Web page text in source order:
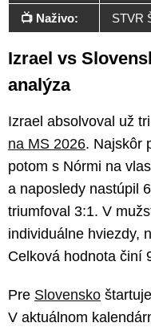
📺 Naživo: STVR
Izrael vs
analýza
Izrael absolvoval už
na MS 2026. Najskôr
potom s Nórmi na
a naposledy nastúpil
triumfoval 3:1. V
individuálne hviezdy,
Celková hodnota činí
Pre Slovensko
V aktuálnom